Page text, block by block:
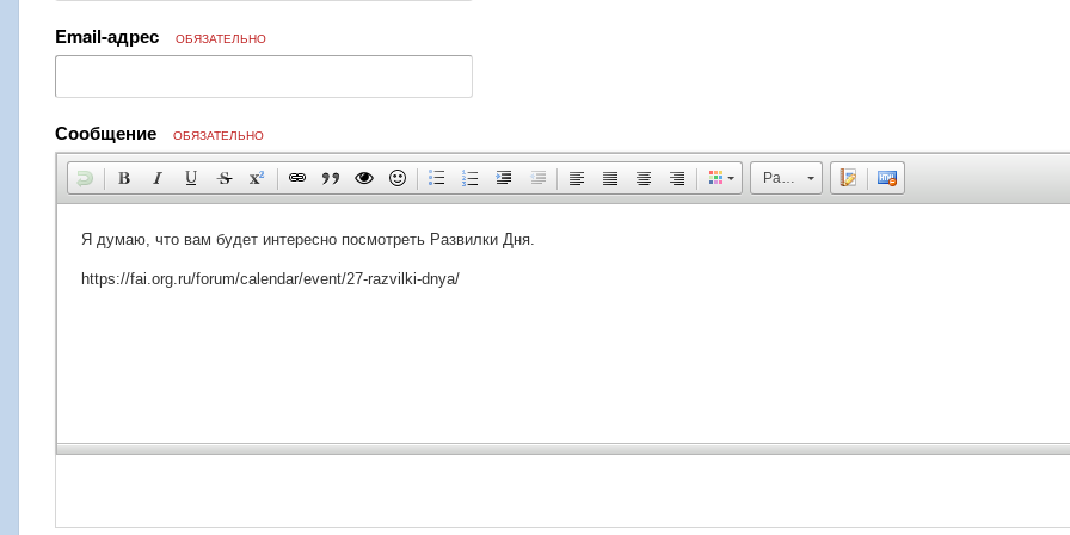
Email-адрес ОБЯЗАТЕЛЬНО
Сообщение ОБЯЗАТЕЛЬНО
Размер